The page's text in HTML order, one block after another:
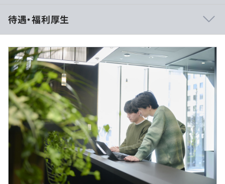
・積極的なペアプロやモブプロ
・週次でチーム横断のエンジニア定例
・自発的な勉強会やハッカソンの開催
・VPoEやEMとの1on1
・メンター役が伴走するオンボード支援
・Mac Book Pro / Air (機種・キーボードレイアウト選択
可)支給
・外付けモニター: フリーアドレスで利用可能
・フリーアドレス制なので、気分に合わせて好きな場所で
作業可能
待遇・福利厚生
年収：600 ~ 1,200万円
※年収は前職考慮の上、経験・スキルに応じて決定しま
す。
ーー
月給：465,000 ～850,000 円
基本給：281,270 ～559,688 円
固定残業手当（月45時間分）：128,730 円～235,312 円を
支給
※超過した時間外労働の残業時間代は追加支給
LP手当：一律55,000円